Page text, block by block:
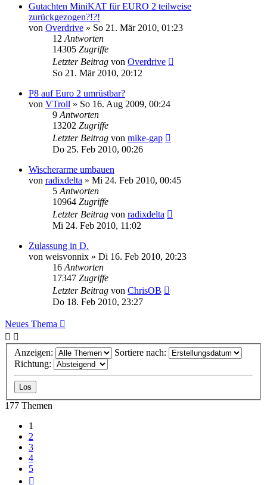
Gutachten MiniKAT für EURO 2 teilweise
zurückgezogen?!?!
von Overdrive » So 21. Mär 2010, 01:23
12 Antworten
14305 Zugriffe
Letzter Beitrag von Overdrive
So 21. Mär 2010, 20:12
P8 auf Euro 2 umrüstbar?
von VTroll » So 16. Aug 2009, 00:24
9 Antworten
13202 Zugriffe
Letzter Beitrag von mike-gap
Do 25. Feb 2010, 00:26
Wischerarme umbauen
von radixdelta » Mi 24. Feb 2010, 00:45
5 Antworten
10964 Zugriffe
Letzter Beitrag von radixdelta
Mi 24. Feb 2010, 11:02
Zulassung in D.
von weisvonnix » Di 16. Feb 2010, 20:23
16 Antworten
17347 Zugriffe
Letzter Beitrag von ChrisOB
Do 18. Feb 2010, 23:27
Neues Thema
Anzeigen:
Sortiere nach:
Richtung:
177 Themen
1
2
3
4
5